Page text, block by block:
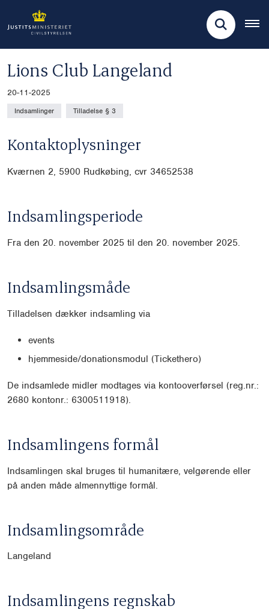
Lions Club Langeland
20-11-2025
Indsamlinger Tilladelse § 3
Kontaktoplysninger
Kværnen 2, 5900 Rudkøbing, cvr 34652538
Indsamlingsperiode
Fra den 20. november 2025 til den 20. november 2025.
Indsamlingsmåde
Tilladelsen dækker indsamling via
events
hjemmeside/donationsmodul (Tickethero)
De indsamlede midler modtages via kontooverførsel (reg.nr.:
2680 kontonr.: 6300511918).
Indsamlingens formål
Indsamlingen skal bruges til humanitære, velgørende eller
på anden måde almennyttige formål.
Indsamlingsområde
Langeland
Indsamlingens regnskab